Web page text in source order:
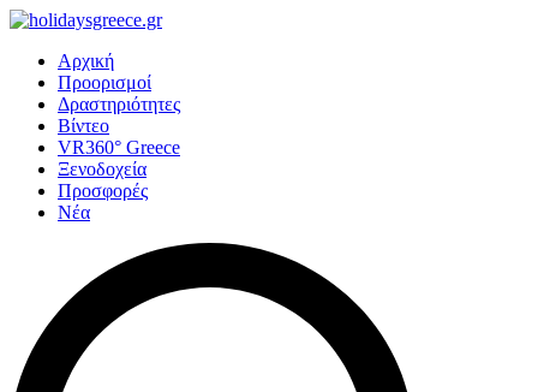
Αρχική
Προορισμοί
Δραστηριότητες
Βίντεο
VR360° Greece
Ξενοδοχεία
Προσφορές
Νέα